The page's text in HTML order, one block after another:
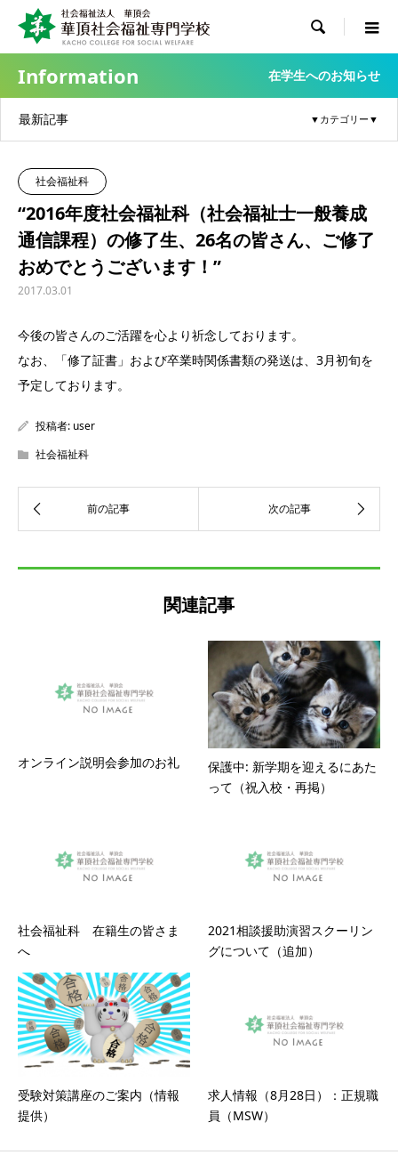

Information 在学生へのお知らせ
最新記事
社会福祉科
“2016年度社会福祉科（社会福祉士一般養成
通信課程）の修了生、26名の皆さん、ご修了
おめでとうございます！”
2017.03.01
今後の皆さんのご活躍を心より祈念しております。
なお、「修了証書」および卒業時関係書類の発送は、3月初旬を
予定しております。
投稿者: user
社会福祉科
関連記事
オンライン説明会参加のお礼
保護中: 新学期を迎えるにあた
って（祝入校・再掲）
社会福祉科 在籍生の皆さま
へ
2021相談援助演習スクーリン
グについて（追加）
受験対策講座のご案内（情報
提供）
求人情報（8月28日）：正規職
員（MSW）